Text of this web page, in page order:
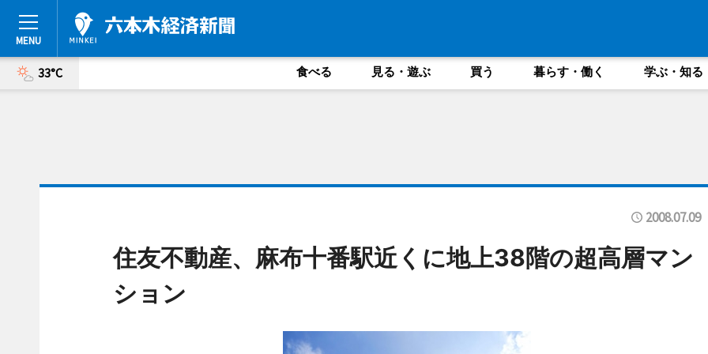
33°C 食べる 見る・遊ぶ 買う 暮らす・働く 学ぶ・知る
2008.07.09
住友不動産、麻布十番駅近くに地上38階の超高層マン
ション